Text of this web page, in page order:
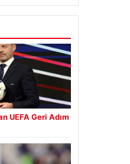
UEFA Geri Adım